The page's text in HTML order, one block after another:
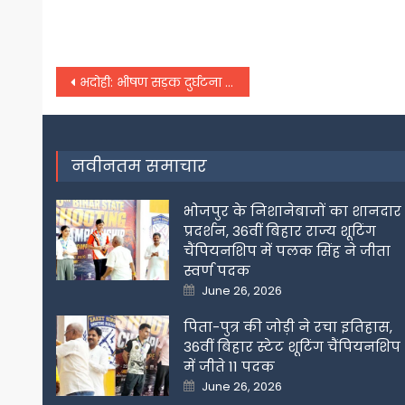
Post
navigation
भदोही: भीषण सड़क दुर्घटना में तीन की मौत, दो गम्भीर, ऑटोरिक्शा के उड़े परखच्चे
नवीनतम समाचार
भोजपुर के निशानेबाजों का शानदार
प्रदर्शन, 36वीं बिहार राज्य शूटिंग
चैंपियनशिप में पलक सिंह ने जीता
स्वर्ण पदक
Posted
on
June 26, 2026
पिता-पुत्र की जोड़ी ने रचा इतिहास,
36वीं बिहार स्टेट शूटिंग चैंपियनशिप
में जीते 11 पदक
Posted
on
June 26, 2026